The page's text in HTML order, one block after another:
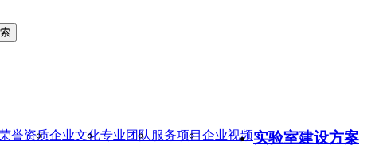
誉资质企业文化专业团队 服务项目 企业视频实验室建设方案